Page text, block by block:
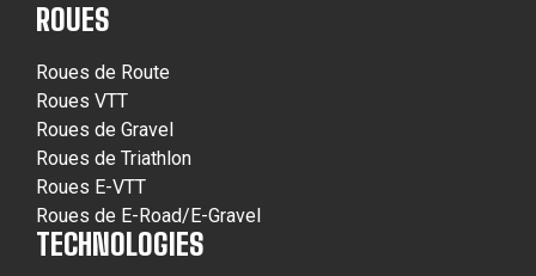
ROUES
Roues de Route
Roues VTT
Roues de Gravel
Roues de Triathlon
Roues E-VTT
Roues de E-Road/E-Gravel
TECHNOLOGIES